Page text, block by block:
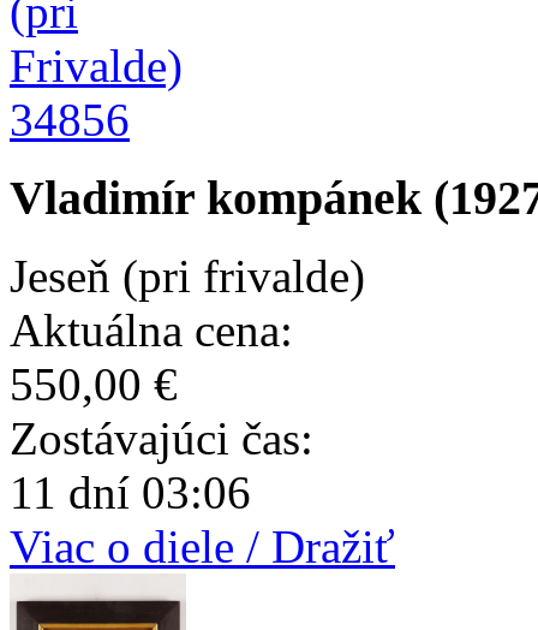
34856
Vladimír kompánek
Jeseň (pri frivalde)
Aktuálna cena:
550,00 €
Zostávajúci čas:
11 dní 03:06
Viac o diele / Dražiť